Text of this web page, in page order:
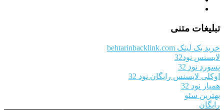
تبلیغات متنی
خرید بک لینک behtarinbacklink.com
لایسنس نود32
پسورد نود 32
اوکلی لایسنس رایگان نود 32
همیار نود 32
بهترین سئو
رایگان